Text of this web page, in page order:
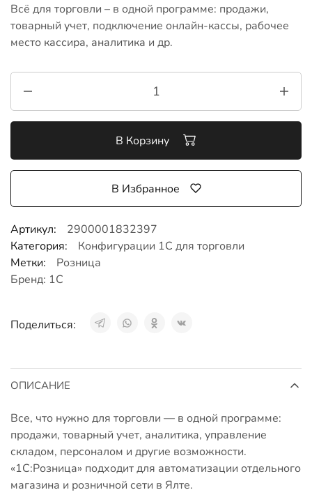
Всё для торговли – в одной программе: продажи,
товарный учет, подключение онлайн-кассы, рабочее
место кассира, аналитика и др.
В Корзину
В Избранное
Артикул:
2900001832397
Категория:
Конфигурации 1С для торговли
Метки:
Розница
Бренд: 1С
Поделиться:
ОПИСАНИЕ
Все, что нужно для торговли — в одной программе:
продажи, товарный учет, аналитика, управление
складом, персоналом и другие возможности.
«1C:Розница» подходит для автоматизации отдельного
магазина и розничной сети в Ялте.